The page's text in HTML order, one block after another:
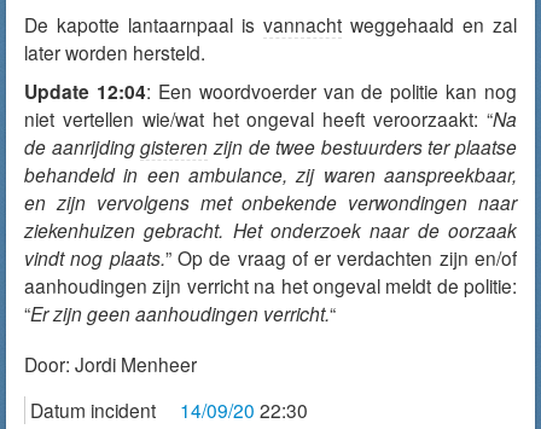
De kapotte lantaarnpaal is vannacht weggehaald en zal
later worden hersteld.
Update 12:04: Een woordvoerder van de politie kan nog
niet vertellen wie/wat het ongeval heeft veroorzaakt: “Na
de aanrijdinggisteren zijn de twee bestuurders ter plaatse
behandeld in een ambulance, zij waren aanspreekbaar,
en zijn vervolgens met onbekende verwondingen naar
ziekenhuizen gebracht. Het onderzoek naar de oorzaak
vindt nog plaats.” Op de vraag of er verdachten zijn en/of
aanhoudingen zijn verricht na het ongeval meldt de politie:
“Er zijn geen aanhoudingen verricht.“
Door: Jordi Menheer
Datum incident
14/09/20 22:30